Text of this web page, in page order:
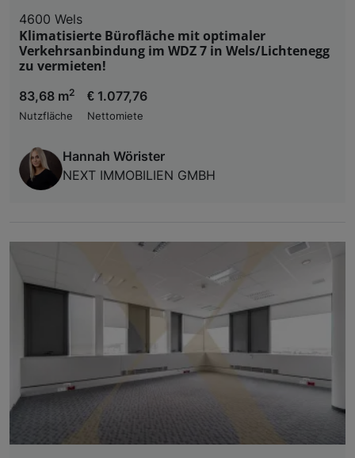
4600 Wels
Klimatisierte Bürofläche mit optimaler
Verkehrsanbindung im WDZ 7 in Wels/Lichtenegg
zu vermieten!
83,68 m2
Nutzfläche
€ 1.077,76
Nettomiete
Hannah Wörister
NEXT IMMOBILIEN GMBH